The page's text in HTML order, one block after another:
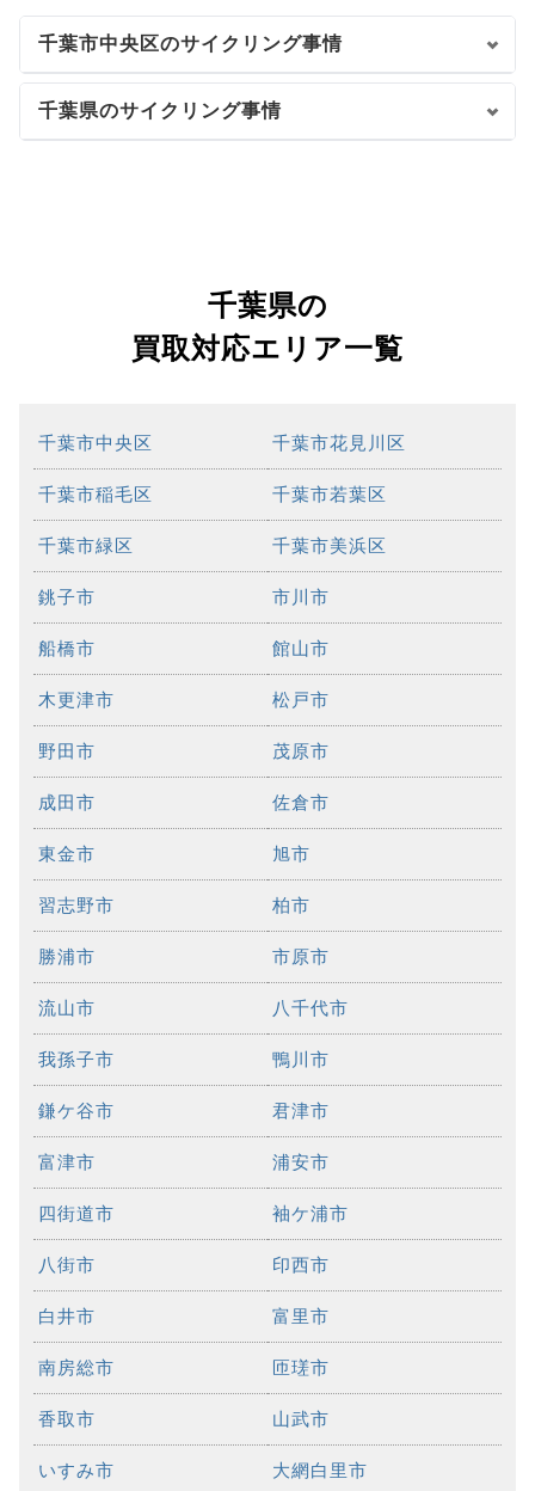
千葉市中央区のサイクリング事情
千葉県のサイクリング事情
千葉県の
買取対応エリア一覧
千葉市中央区 千葉市花見川区
千葉市稲毛区 千葉市若葉区
千葉市緑区 千葉市美浜区
銚子市 市川市
船橋市 館山市
木更津市 松戸市
野田市 茂原市
成田市 佐倉市
東金市 旭市
習志野市 柏市
勝浦市 市原市
流山市 八千代市
我孫子市 鴨川市
鎌ケ谷市 君津市
富津市 浦安市
四街道市 袖ケ浦市
八街市 印西市
白井市 富里市
南房総市 匝瑳市
香取市 山武市
いすみ市 大網白里市